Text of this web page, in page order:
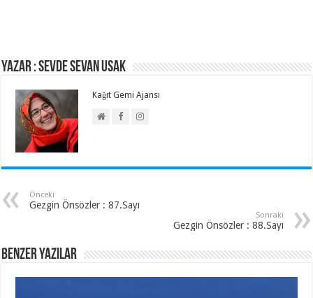
Yazar : Sevde Sevan Usak
Kağıt Gemi Ajansı
Önceki
Gezgin Önsözler : 87.Sayı
Sonraki
Gezgin Önsözler : 88.Sayı
Benzer Yazılar